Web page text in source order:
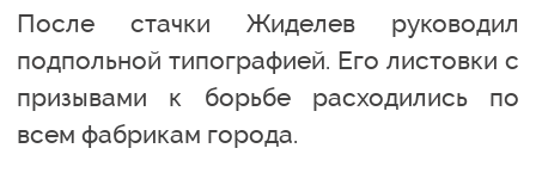
После стачки Жиделев руководил
подпольной типографией. Его листовки с
призывами к борьбе расходились по
всем фабрикам города.